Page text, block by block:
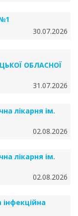
30.07.2026
ОБЛАСНОЇ
31.07.2026
лікарня ім.
02.08.2026
лікарня ім.
02.08.2026
інфекційна